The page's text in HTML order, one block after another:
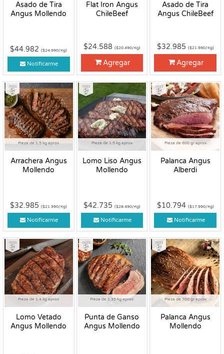
Asado de Tira
Angus Mollendo
$44.982($24.990/Kg)
Notificarme
Flat Iron Angus
ChileBeef
$24.588 ($20.490/Kg)
Agregar
Asado de Tira
Angus ChileBeef
$32.985 ($21.990/Kg)
Agregar
Pieza de 1.5 kg aprox
Arrachera Angus
Mollendo
Fresco
$32.985($21.990/Kg)
Notificarme
Pieza de 1.5 kg aprox
Lomo Liso Angus
Mollendo
Fresco
$42.735 ($28.490/Kg)
Notificarme
Pieza de 600 gr aprox
Palanca Angus
Alberdi
Fresco
$10.794 ($17.990/Kg)
Notificarme
Pieza de 1.4 kg aprox
Lomo Vetado
Angus Mollendo
Fresco
Pieza de 1.35 kg aprox
Punta de Ganso
Angus Mollendo
Fresco
Pieza de 700 gr aprox
Palanca Angus
Mollendo
Fresco